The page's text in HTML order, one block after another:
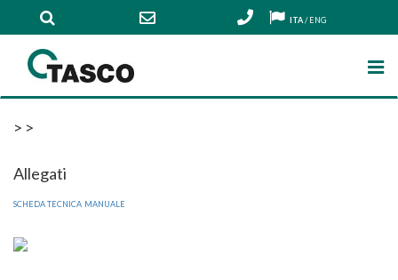
ITA/ENG
> >
Allegati
SCHEDA TECNICA MANUALE